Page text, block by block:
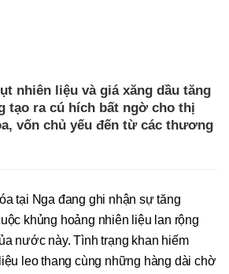
nhiên liệu và giá xăng dầu tăng
tạo ra cú hích bất ngờ cho thị
vốn chủ yếu đến từ các thương
tại Nga đang ghi nhận sự tăng
khủng hoảng nhiên liệu lan rộng
nước này. Tình trạng khan hiếm
leo thang cùng những hàng dài chờ